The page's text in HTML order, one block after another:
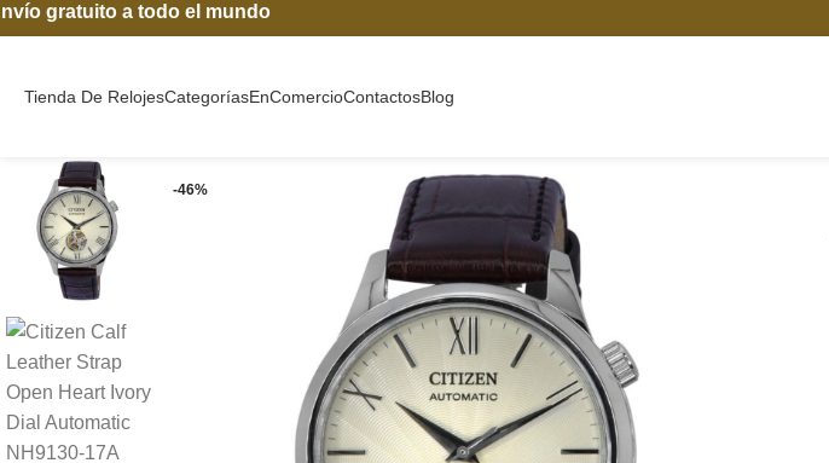
gratuito a todo el mundo
Tienda De RelojesCategoríasEnComercioContactosBlog
-46%